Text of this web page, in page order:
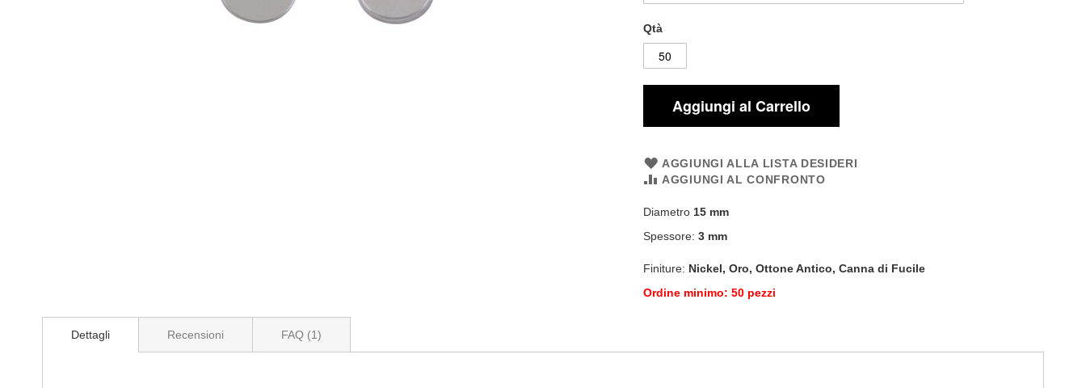
Qtà
Aggiungi al Carrello
AGGIUNGI ALLA LISTA DESIDERI
AGGIUNGI AL CONFRONTO
Diametro 15 mm
Spessore: 3 mm
Finiture: Nickel, Oro, Ottone Antico, Canna di Fucile
Ordine minimo: 50 pezzi
Dettagli Recensioni FAQ (1)